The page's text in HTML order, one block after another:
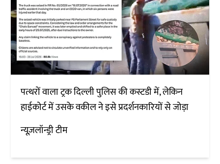
पत्थरों वाला ट्रक दिल्ली पुलिस की कस्टडी में, लेकिन
हाईकोर्ट में उसके वकील ने इसे प्रदर्शनकारियों से जोड़ा
न्यूज़लॉन्ड्री टीम